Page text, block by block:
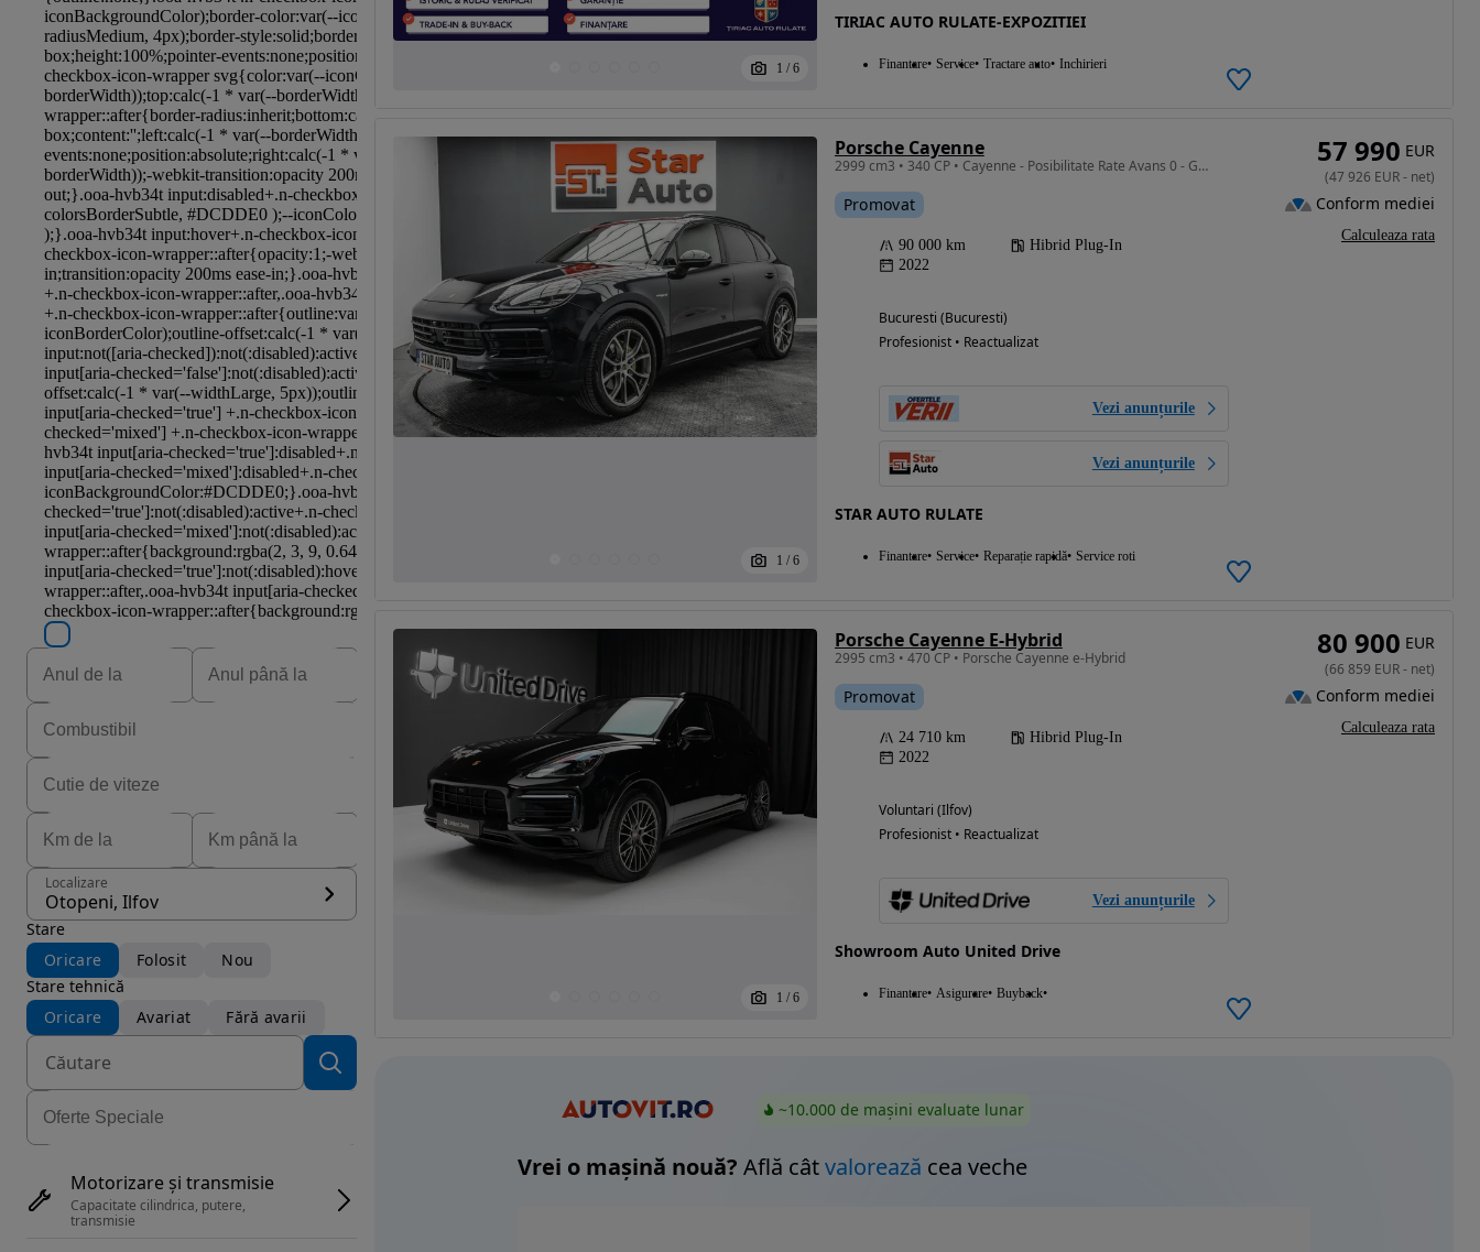
Localizare
Otopeni, Ilfov
Stare
Oricare
Folosit
Nou
Stare tehnică
Oricare
Avariat Fără avarii
Motorizare și transmisie
Capacitate cilindrica, putere,
transmisie
1 / 6
TIRIAC AUTO RULATE-EXPOZITIEI
Finantare Service Tractare auto Inchirieri
1 / 6
Porsche Cayenne
2999 cm3 • 340 CP • Cayenne - Posibilitate Rate Avans 0 - Garantie 12 Luni - IMPECABILA
Promovat
90 000 km
Hibrid Plug-In
2022
Bucuresti (Bucuresti)
Profesionist • Reactualizat
Vezi anunțurile
Vezi anunțurile
STAR AUTO RULATE
Finantare Service Reparație rapidă Service roti
57 990 EUR
(47 926 EUR- net)
Conform mediei
Calculeaza rata
1 / 6
Porsche Cayenne E-Hybrid
2995 cm3 • 470 CP • Porsche Cayenne e-Hybrid
Promovat
24 710 km
Hibrid Plug-In
2022
Voluntari (Ilfov)
Profesionist • Reactualizat
Vezi anunțurile
Showroom Auto United Drive
Finantare Asigurare Buyback
80 900 EUR
(66 859 EUR- net)
Conform mediei
Calculeaza rata
~10.000 de mașini evaluate lunar
Vrei o mașină nouă? Află câtvalorează cea veche